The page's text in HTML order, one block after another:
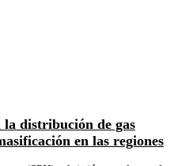
distribución de gas
en las regiones